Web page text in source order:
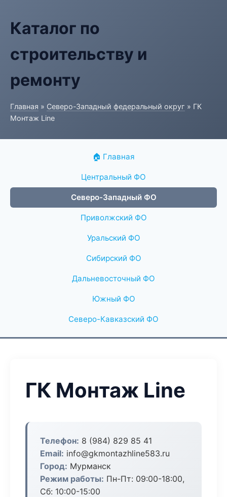
Каталог по
строительству и
ремонту
Главная » Северо-Западный федеральный округ » ГК
Монтаж Line
🏠 Главная
Центральный ФО
Северо-Западный ФО
Приволжский ФО
Уральский ФО
Сибирский ФО
Дальневосточный ФО
Южный ФО
Северо-Кавказский ФО
ГК Монтаж Line
Телефон: 8 (984) 829 85 41
Email: info@gkmontazhline583.ru
Город: Мурманск
Режим работы: Пн-Пт: 09:00-18:00,
Сб: 10:00-15:00